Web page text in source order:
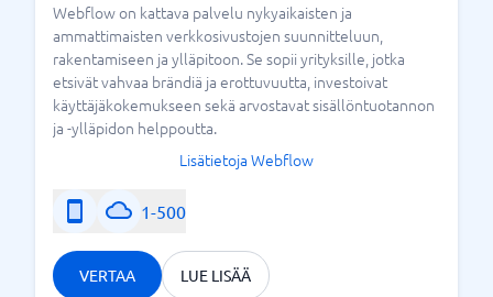
Webflow on kattava palvelu nykyaikaisten ja
ammattimaisten verkkosivustojen suunnitteluun,
rakentamiseen ja ylläpitoon. Se sopii yrityksille, jotka
etsivät vahvaa brändiä ja erottuvuutta, investoivat
käyttäjäkokemukseen sekä arvostavat sisällöntuotannon
ja -ylläpidon helppoutta.
Lisätietoja Webflow
1-500
VERTAA LUE LISÄÄ